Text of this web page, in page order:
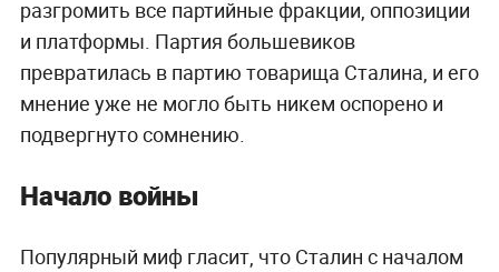
разгромить все партийные фракции, оппозиции
и платформы. Партия большевиков
превратилась в партию товарища Сталина, и его
мнение уже не могло быть никем оспорено и
подвергнуто сомнению.
Начало войны
Популярный миф гласит, что Сталин с началом